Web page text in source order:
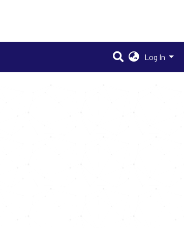
Log In